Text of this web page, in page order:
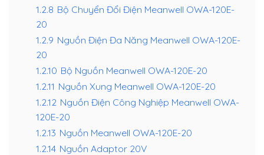
1.2.8 Bộ Chuyển Đổi Điện Meanwell OWA-120E-
20
1.2.9 Nguồn Điện Đa Năng Meanwell OWA-120E-
20
1.2.10 Bộ Nguồn Meanwell OWA-120E-20
1.2.11 Nguồn Xung Meanwell OWA-120E-20
1.2.12 Nguồn Điện Công Nghiệp Meanwell OWA-
120E-20
1.2.13 Nguồn Meanwell OWA-120E-20
1.2.14 Nguồn Adaptor 20V